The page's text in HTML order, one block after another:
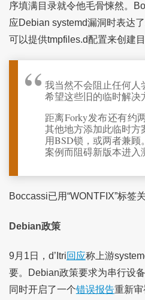
序填满目录就令他毛骨悚然。
应Debian systemd漏洞时表达
可以提供tmpfiles.d配置来创建
我当然不会阻止任何人
希望这些旧的临时解决
距离Forky发布还有约
其他地方添加此临时方
用BSD锁，或两者兼
案例而阻碍新版本进入
Boccassi已用“WONTFIX”标签
Debian政策
9月1日，d’Itri回应称上游
要。Debian政策要求为串行设
同时开启了一个错误报告重新